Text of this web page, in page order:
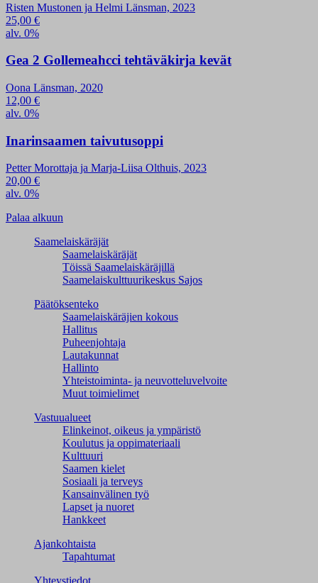
Risten Mustonen ja Helmi Länsman, 2023
25,00 €
alv. 0%
Gea 2 Gollemeahcci tehtäväkirja kevät
Oona Länsman, 2020
12,00 €
alv. 0%
Inarinsaamen taivutusoppi
Petter Morottaja ja Marja-Liisa Olthuis, 2023
20,00 €
alv. 0%
Palaa alkuun
Saamelaiskäräjät
Saamelaiskäräjät
Töissä Saamelaiskäräjillä
Saamelaiskulttuuri­keskus Sajos
Päätöksenteko
Saamelaiskäräjien kokous
Hallitus
Puheenjohtaja
Lautakunnat
Hallinto
Yhteistoiminta- ja neuvotteluvelvoite
Muut toimielimet
Vastuualueet
Elinkeinot, oikeus ja ympäristö
Koulutus ja oppimateriaali
Kulttuuri
Saamen kielet
Sosiaali ja terveys
Kansainvälinen työ
Lapset ja nuoret
Hankkeet
Ajankohtaista
Tapahtumat